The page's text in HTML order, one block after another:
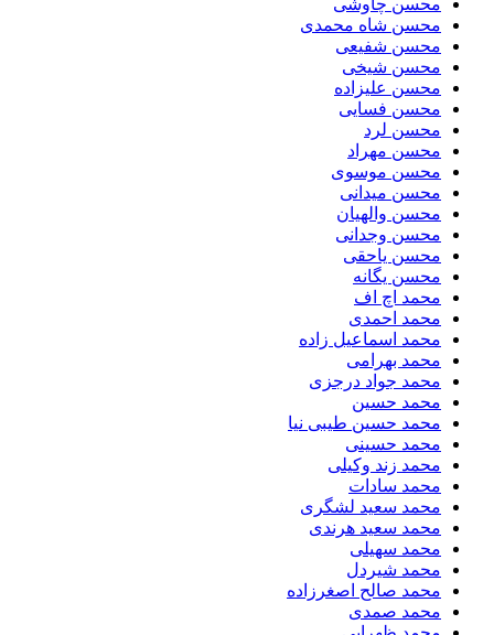
محسن شاه محمدی
محسن شفیعی
محسن شیخی
محسن علیزاده
محسن فسایی
محسن لرد
محسن مهراد
محسن موسوی
محسن میدانی
محسن والهیان
محسن وجدانی
محسن یاحقی
محسن یگانه
محمد اچ اف
محمد احمدی
محمد اسماعیل زاده
محمد بهرامی
محمد جواد درجزی
محمد حسین
محمد حسین طیبی نیا
محمد حسینی
محمد زند وکیلی
محمد سادات
محمد سعید لشگری
محمد سعید هرندی
محمد سهیلی
​محمد شیردل
محمد صالح اصغرزاده
محمد صمدی